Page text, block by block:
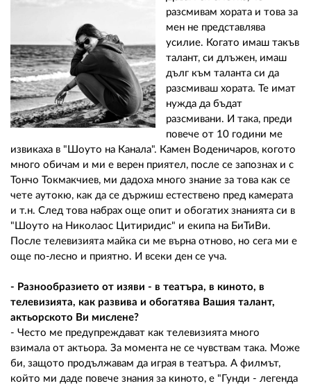
разсмивам хората и това за
мен не представлява
усилие. Когато имаш такъв
талант, си длъжен, имаш
дълг към таланта си да
разсмиваш хората. Те имат
нужда да бъдат
разсмивани. И така, преди
повече от 10 години ме
извикаха в "Шоуто на Канала". Камен Воденичаров, когото
много обичам и ми е верен приятел, после се запознах и с
Тончо Токмакчиев, ми дадоха много знание за това как се
чете аутокю, как да се държиш естествено пред камерата
и т.н. След това набрах още опит и обогатих знанията си в
"Шоуто на Николаос Цитиридис" и екипа на БиТиВи.
После телевизията майка си ме върна отново, но сега ми е
още по-лесно и приятно. И всеки ден се уча.
- Разнообразието от изяви - в театъра, в киното, в
телевизията, как развива и обогатява Вашия талант,
актьорското Ви мислене?
- Често ме предупреждават как телевизията много
взимала от актьора. За момента не се чувствам така. Може
би, защото продължавам да играя в театъра. А филмът,
който ми даде повече знания за киното, е "Гунди - легенда